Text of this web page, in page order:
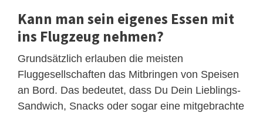
Kann man sein eigenes Essen mit
ins Flugzeug nehmen?
Grundsätzlich erlauben die meisten
Fluggesellschaften das Mitbringen von Speisen
an Bord. Das bedeutet, dass Du Dein Lieblings-
Sandwich, Snacks oder sogar eine mitgebrachte